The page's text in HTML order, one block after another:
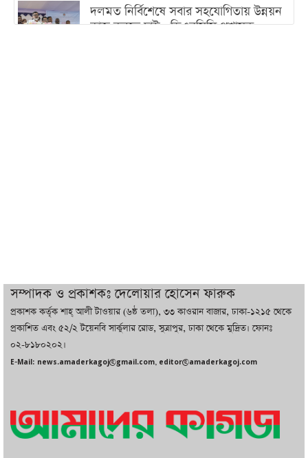
দলমত নির্বিশেষে সবার সহযোগিতায় উন্নয়ন
কাজ করতে চাই : ডিএনসিসি প্রশাসক
বাজারে কাঁচা মরিচে ‘আগুন’, ‘এত দাম তো
আগে দেখিনি’
সম্পাদক ও প্রকাশকঃ দেলোয়ার হোসেন ফারুক
প্রকাশক কর্তৃক শাহ্ আলী টাওয়ার (৬ষ্ঠ তলা), ৩৩ কাওরান বাজার, ঢাকা-১২১৫ থেকে
প্রকাশিত এবং ৫২/২ টয়েনবি সার্কুলার রোড, সুত্রাপুর, ঢাকা থেকে মুদ্রিত। ফোনঃ
০২-৮১৮০২০২।
E-Mail: news.amaderkagoj@gmail.com, editor@amaderkagoj.com